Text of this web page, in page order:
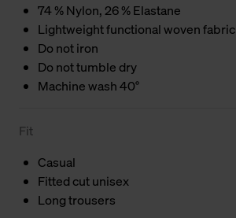
74 % Nylon, 26 % Elastane
Lightweight functional woven fabric
Do not iron
Do not tumble dry
Machine wash 40°
Fit
Casual
Fitted cut unisex
Long trousers